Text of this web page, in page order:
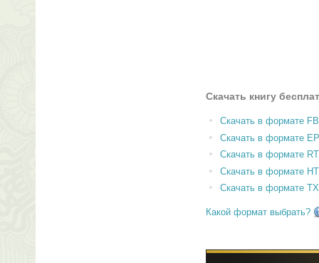
Скачать книгу
Скачать в формате
Скачать в формате
Скачать в формате
Скачать в формате
Скачать в формате
Какой формат выбрать?